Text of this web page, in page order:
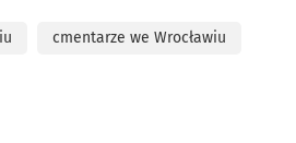
cmentarze we Wrocławiu